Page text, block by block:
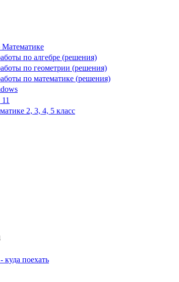
по алгебре (решения)
по геометрии (решения)
по математике (решения)
2, 3, 4, 5 класс
куда поехать